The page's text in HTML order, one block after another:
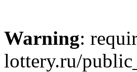
Warning:
lottery.ru/